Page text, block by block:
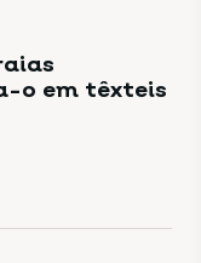
o em têxteis